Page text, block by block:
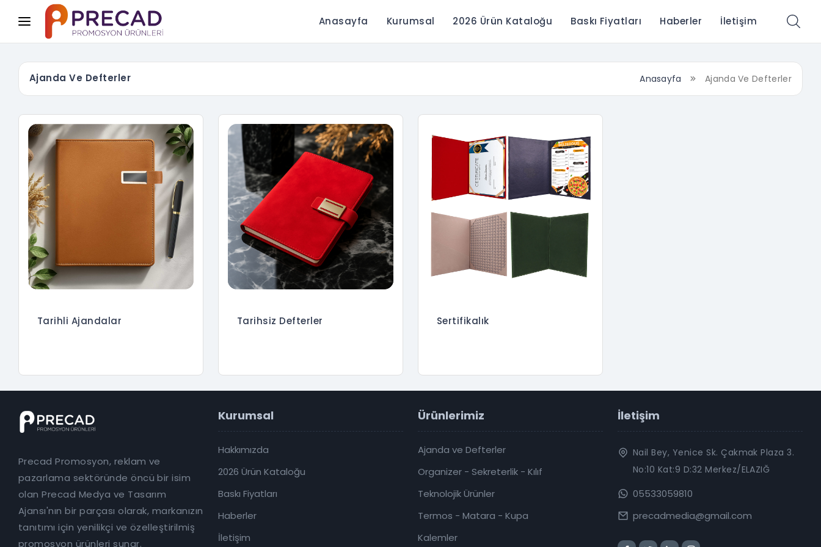
Anasayfa Kurumsal 2026 Ürün Kataloğu Baskı Fiyatları Haberler İletişim
Ajanda Ve Defterler Anasayfa Ajanda Ve Defterler
Tarihli Ajandalar Tarihsiz Defterler Sertifikalık
Precad Promosyon, reklam ve
pazarlama sektöründe öncü bir isim
olan Precad Medya ve Tasarım
Ajansı'nın bir parçası olarak, markanızın
tanıtımı için yenilikçi ve özelleştirilmiş
promosyon ürünleri sunar.
Kurumsal
Hakkımızda
2026 Ürün Kataloğu
Baskı Fiyatları
Haberler
İletişim
Ürünlerimiz
Ajanda ve Defterler
Organizer - Sekreterlik - Kılıf
Teknolojik Ürünler
Termos - Matara - Kupa
Kalemler
İletişim
Nail Bey, Yenice Sk. Çakmak Plaza 3.
No:10 Kat:9 D:32 Merkez/ELAZIĞ
05533059810
precadmedia@gmail.com